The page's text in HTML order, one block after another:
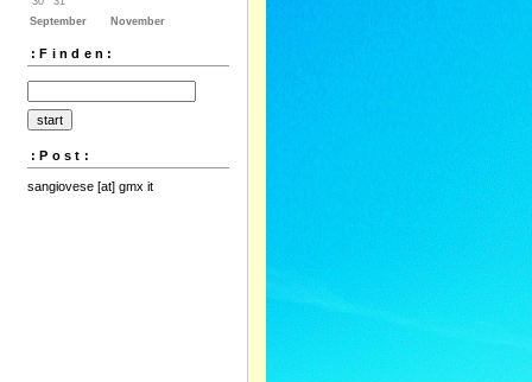
September
November
:Finden:
:Post:
sangiovese [at] gmx it